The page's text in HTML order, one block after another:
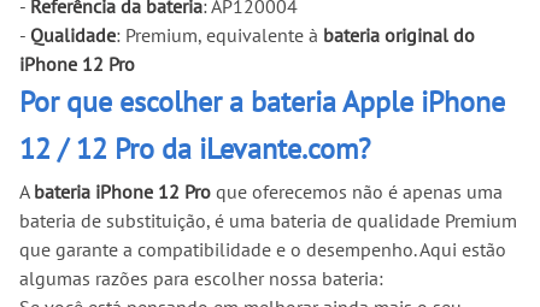
- Referência da bateria: AP120004
- Qualidade: Premium, equivalente à bateria original do
iPhone 12 Pro
Por que escolher a bateria Apple iPhone
12 / 12 Pro da iLevante.com?
A bateria iPhone 12 Pro que oferecemos não é apenas uma
bateria de substituição, é uma bateria de qualidade Premium
que garante a compatibilidade e o desempenho. Aqui estão
algumas razões para escolher nossa bateria: